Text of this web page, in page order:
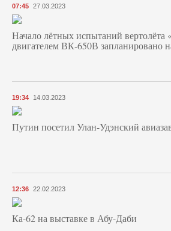
07:45 27.03.2023
Начало лётных испытаний вертолёта
двигателем ВК-650В запланировано
19:34 14.03.2023
Путин посетил Улан-Удэнский
12:36 22.02.2023
Ка-62 на выставке в Абу-Даби